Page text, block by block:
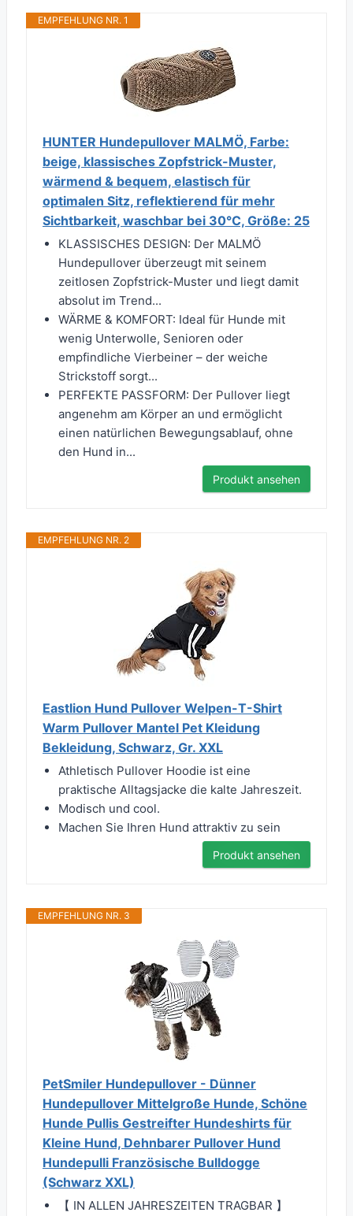
EMPFEHLUNG NR. 1
HUNTER Hundepullover MALMÖ, Farbe:
beige, klassisches Zopfstrick-Muster,
wärmend & bequem, elastisch für
optimalen Sitz, reflektierend für mehr
Sichtbarkeit, waschbar bei 30°C, Größe: 25
KLASSISCHES DESIGN: Der MALMÖ
Hundepullover überzeugt mit seinem
zeitlosen Zopfstrick-Muster und liegt damit
absolut im Trend...
WÄRME & KOMFORT: Ideal für Hunde mit
wenig Unterwolle, Senioren oder
empfindliche Vierbeiner – der weiche
Strickstoff sorgt...
PERFEKTE PASSFORM: Der Pullover liegt
angenehm am Körper an und ermöglicht
einen natürlichen Bewegungsablauf, ohne
den Hund in...
Produkt ansehen
EMPFEHLUNG NR. 2
Eastlion Hund Pullover Welpen-T-Shirt
Warm Pullover Mantel Pet Kleidung
Bekleidung, Schwarz, Gr. XXL
Athletisch Pullover Hoodie ist eine
praktische Alltagsjacke die kalte Jahreszeit.
Modisch und cool.
Machen Sie Ihren Hund attraktiv zu sein
Produkt ansehen
EMPFEHLUNG NR. 3
PetSmiler Hundepullover - Dünner
Hundepullover Mittelgroße Hunde, Schöne
Hunde Pullis Gestreifter Hundeshirts für
Kleine Hund, Dehnbarer Pullover Hund
Hundepulli Französische Bulldogge
(Schwarz XXL)
【 IN ALLEN JAHRESZEITEN TRAGBAR 】